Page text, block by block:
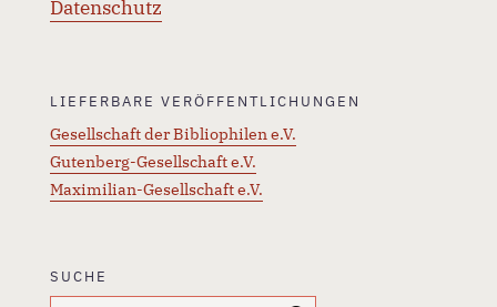
Datenschutz
LIEFERBARE VERÖFFENTLICHUNGEN
Gesellschaft der Bibliophilen e.V.
Gutenberg-Gesellschaft e.V.
Maximilian-Gesellschaft e.V.
SUCHE